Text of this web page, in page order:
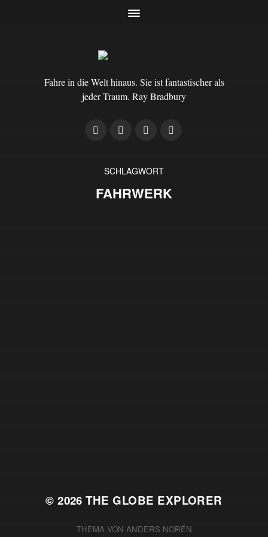
Fahre in die Welt hinaus. Sie ist fantastischer als
jeder Traum. Ray Bradbury
SCHLAGWORT
FAHRWERK
© 2026THE GLOBE EXPLORER
THEMA VON ANDERS NORÉN